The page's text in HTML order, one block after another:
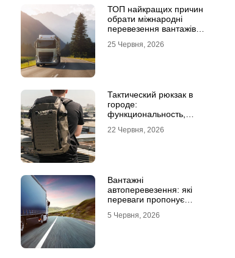
ТОП найкращих причин
обрати міжнародні
перевезення вантажів
25 Червня, 2026
Тактический рюкзак в
городе:
функциональность,
глаза
22 Червня, 2026
Вантажні
автоперевезення: які
переваги пропонує
професіоналами
5 Червня, 2026